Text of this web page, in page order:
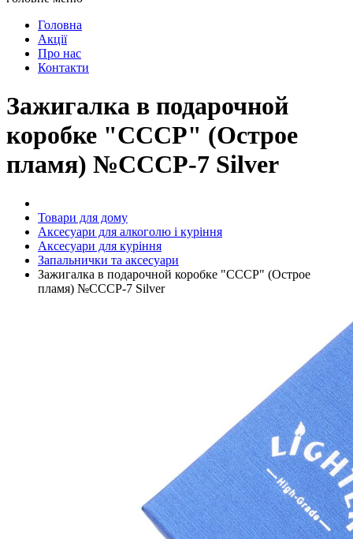
Головна
Акції
Про нас
Контакти
Зажигалка в подарочной
коробке "СССР" (Острое
пламя) №СССР-7 Silver
Товари для дому
Аксесуари для алкоголю і куріння
Аксесуари для куріння
Запальнички та аксесуари
Зажигалка в подарочной коробке "СССР" (Острое
пламя) №СССР-7 Silver